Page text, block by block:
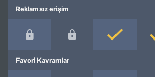
Reklamsız erişim
Favori Kavramlar